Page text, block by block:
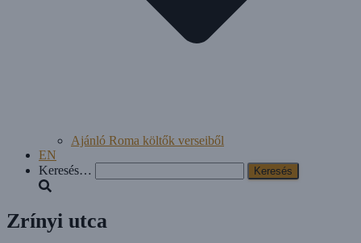
Ajánló Roma költők verseiből
EN
Keresés:
Keresés…
Zrínyi utca